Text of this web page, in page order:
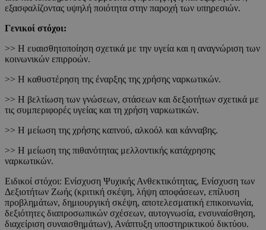
εξασφαλίζοντας υψηλή ποιότητα στην παροχή των υπηρεσιών.
Γενικοί στόχοι:
>> Η ευαισθητοποίηση σχετικά με την υγεία και η αναγνώριση των
κοινωνικών επιρροών.
>> Η καθυστέρηση της έναρξης της χρήσης ναρκωτικών.
>> Η βελτίωση των γνώσεων, στάσεων και δεξιοτήτων σχετικά με
τις συμπεριφορές υγείας και τη χρήση ναρκωτικών.
>> Η μείωση της χρήσης καπνού, αλκοόλ και κάνναβης.
>> Η μείωση της πιθανότητας μελλοντικής κατάχρησης
ναρκωτικών.
Ειδικοί στόχοι: Ενίσχυση Ψυχικής Ανθεκτικότητας, Ενίσχυση των
Δεξιοτήτων Ζωής (κριτική σκέψη, λήψη αποφάσεων, επίλυση
προβλημάτων, δημιουργική σκέψη, αποτελεσματική επικοινωνία,
δεξιότητες διαπροσωπικών σχέσεων, αυτογνωσία, ενσυναίσθηση,
διαχείριση συναισθημάτων), Ανάπτυξη υποστηρικτικού δικτύου.